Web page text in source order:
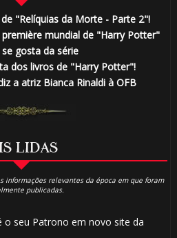
"Relíquias da Morte - Parte 2"!
mundial de "Harry Potter"
gosta da série
dos livros de "Harry Potter"!
a atriz Bianca Rinaldi à OFB
LIDAS
informações relevantes da época em que foram
publicadas.
o seu Patrono em novo site da